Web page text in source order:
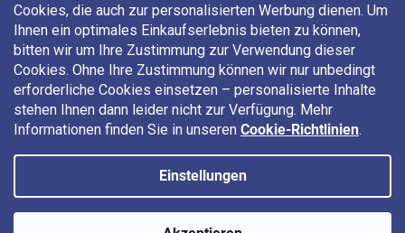
Cookies, die auch zur personalisierten Werbung dienen. Um
Ihnen ein optimales Einkaufserlebnis bieten zu können,
bitten wir um Ihre Zustimmung zur Verwendung dieser
Cookies. Ohne Ihre Zustimmung können wir nur unbedingt
erforderliche Cookies einsetzen – personalisierte Inhalte
stehen Ihnen dann leider nicht zur Verfügung. Mehr
Informationen finden Sie in unseren Cookie-Richtlinien.
Einstellungen
Für Aktionen, Gewinnspiele und Rabatte folgen Sie uns auf:
Copyright 2026 LAVONIO.at. Alle Rechte vorbehalten.